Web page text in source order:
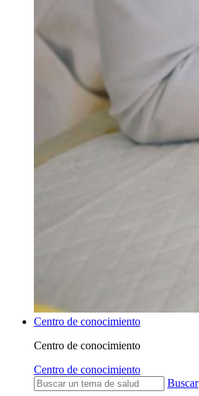
Centro de conocimiento
Centro de conocimiento
Centro de conocimiento
Buscar